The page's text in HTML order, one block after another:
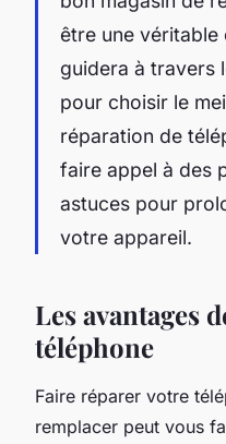
être une
guidera à travers
pour choisir le
réparation de
faire appel à des
astuces pour
votre appareil.
Les avantages
téléphone
Faire réparer votre
remplacer peut vous